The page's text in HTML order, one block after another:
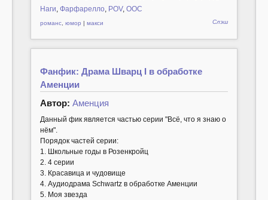
Наги Фарфарелло POV, ООС
романс юмор | макси Слэш
Фанфик: Драма Шварц I в обработке
Аменции
Автор: Аменция
Данный фик является частью серии "Всё, что я знаю о
нём".
Порядок частей серии:
1. Школьные годы в Розенкройц
2. 4 серии
3. Красавица и чудовище
4. Аудиодрама Schwartz в обработке Аменции
5. Моя звезда